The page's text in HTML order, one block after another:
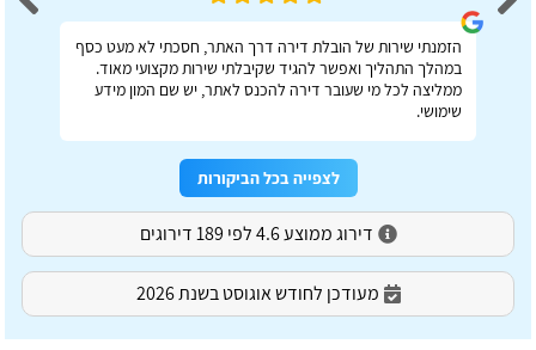
הזמנתי שירות של הובלת דירה דרך האתר, חסכתי לא מעט כסף
במהלך התהליך ואפשר להגיד שקיבלתי שירות מקצועי מאוד.
ממליצה לכל מי שעובר דירה להכנס לאתר, יש שם המון מידע
שימושי.
לצפייה בכל הביקורות
דירוג ממוצע 4.6 לפי 189 דירוגים
מעודכן לחודש אוגוסט בשנת 2026